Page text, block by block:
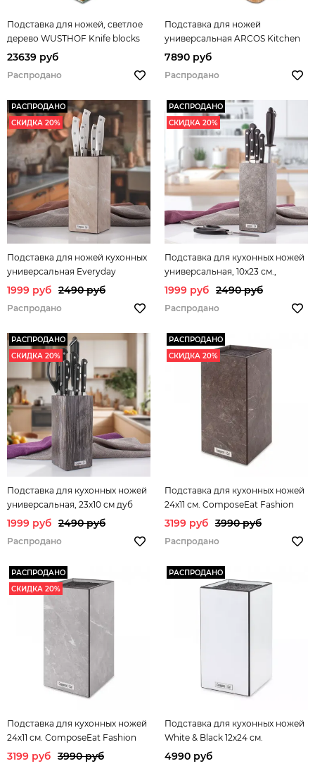
Подставка для ножей, светлое
дерево WUSTHOF Knife blocks
арт. 7272
23639 руб
Распродано
Подставка для ножей
универсальная ARCOS Kitchen
gadgets арт. 793800
7890 руб
Распродано
РАСПРОДАНО
СКИДКА 20%
Подставка для ножей кухонных
универсальная Everyday
23х10см., мрамор бежевый
1999 руб 2490 руб
Распродано
РАСПРОДАНО
СКИДКА 20%
Подставка для кухонных ножей
универсальная, 10х23 см.,
песчаник гранитный
1999 руб 2490 руб
Распродано
РАСПРОДАНО
СКИДКА 20%
Подставка для кухонных ножей
универсальная, 23х10 см дуб
прованс арт.PDN102057OA4
1999 руб 2490 руб
Распродано
РАСПРОДАНО
СКИДКА 20%
Подставка для кухонных ножей
24х11 см. ComposeEat Fashion
арт. PDN110935LS6
3199 руб 3990 руб
Распродано
РАСПРОДАНО
СКИДКА 20%
Подставка для кухонных ножей
24х11 см. ComposeEat Fashion
арт. PDN110941LS6
3199 руб 3990 руб
РАСПРОДАНО
Подставка для кухонных ножей
White & Black 12х24 см.
ComposeEat Fashion арт.
4990 руб